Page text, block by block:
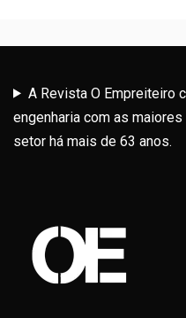
A Revista O Empreiteiro
engenharia com as
setor há mais de 63 anos.